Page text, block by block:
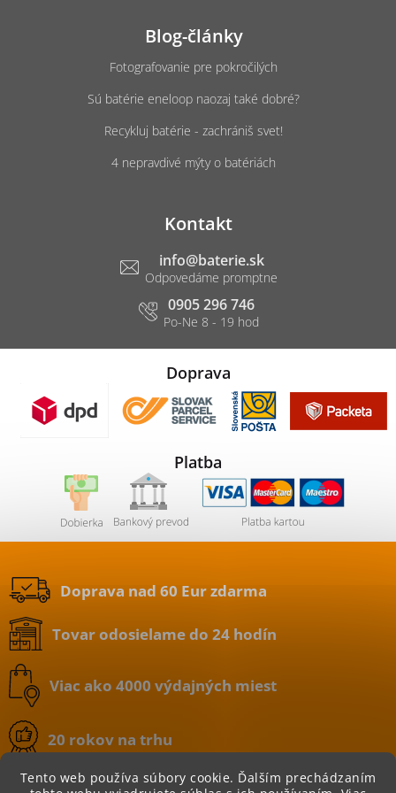
Tento web používa súbory cookie. Ďalším prechádzaním
Blog-články
Fotografovanie pre pokročilých
Sú batérie eneloop naozaj také dobré?
Recykluj batérie - zachrániš svet!
4 nepravdivé mýty o batériách
Kontakt
info@baterie.sk
0905 296 746
Doprava
Platba
Doprava nad 60 Eur zdarma
Tovar odosielame do 24 hodín
Viac ako 4000 výdajných miest
20 rokov na trhu